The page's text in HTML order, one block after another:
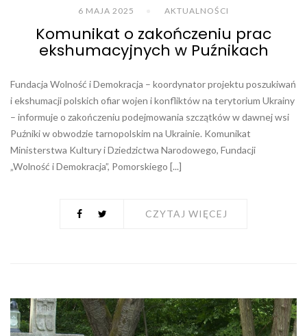
6 MAJA 2025 AKTUALNOŚCI
Komunikat o zakończeniu prac
ekshumacyjnych w Puźnikach
Fundacja Wolność i Demokracja – koordynator projektu poszukiwań
i ekshumacji polskich ofiar wojen i konfliktów na terytorium Ukrainy
– informuje o zakończeniu podejmowania szczątków w dawnej wsi
Puźniki w obwodzie tarnopolskim na Ukrainie. Komunikat
Ministerstwa Kultury i Dziedzictwa Narodowego, Fundacji
„Wolność i Demokracja”, Pomorskiego [...]
CZYTAJ WIĘCEJ